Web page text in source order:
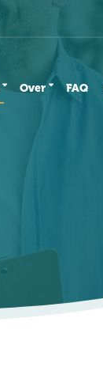
Over FAQ